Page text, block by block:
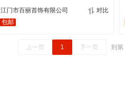
江门市百丽首饰有限公司
对比
包邮
上一页 1 下一页 到第